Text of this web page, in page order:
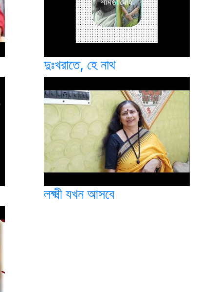
দুঃখরাতে, হে নাথ
লক্ষ্মী যখন আসবে